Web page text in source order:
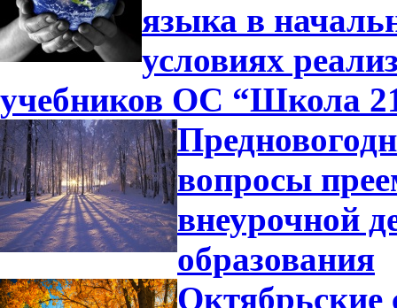
языка в
условиях
учебников ОС “Школа
вопросы
внеурочной
образования